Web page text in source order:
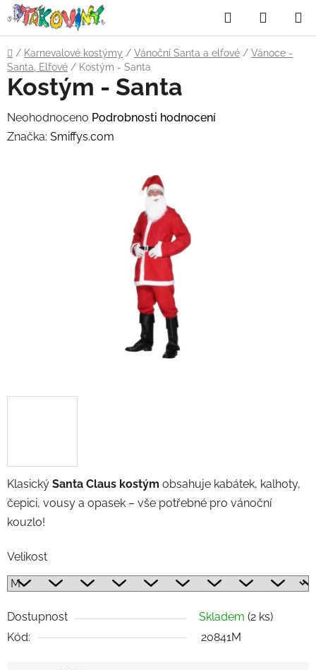
Přejít
na
obsah
Hledat
KOŠÍK
Domů
/ Karnevalové kostýmy / Vánoční Santa a elfové / Vánoce -
Santa, Elfové / Kostým - Santa
Klasický Santa Claus kostým obsahuje kabátek, kalhoty,
čepici, vousy a opasek – vše potřebné pro vánoční
kouzlo!
Velikost
Dostupnost Skladem (2 ks)
Kód:
20841M
Kostým - Santa
Průměrné
hodnocení
Neohodnoceno Podrobnosti hodnocení
Značka: Smiffys.com